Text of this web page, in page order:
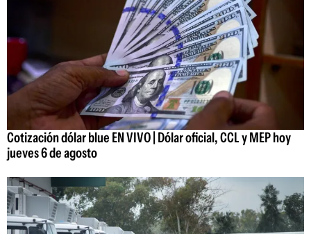
Cotización dólar blue EN VIVO | Dólar oficial, CCL y MEP hoy
jueves 6 de agosto